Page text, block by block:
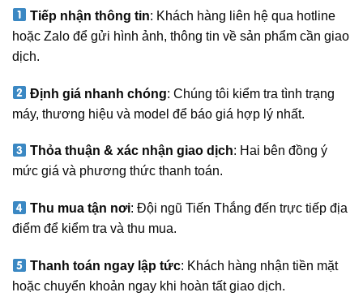
Tiếp nhận thông tin: Khách hàng liên hệ qua hotline
hoặc Zalo để gửi hình ảnh, thông tin về sản phẩm cần giao
dịch.
Định giá nhanh chóng: Chúng tôi kiểm tra tình trạng
máy, thương hiệu và model để báo giá hợp lý nhất.
Thỏa thuận & xác nhận giao dịch: Hai bên đồng ý
mức giá và phương thức thanh toán.
Thu mua tận nơi: Đội ngũ Tiến Thắng đến trực tiếp địa
điểm để kiểm tra và thu mua.
Thanh toán ngay lập tức: Khách hàng nhận tiền mặt
hoặc chuyển khoản ngay khi hoàn tất giao dịch.